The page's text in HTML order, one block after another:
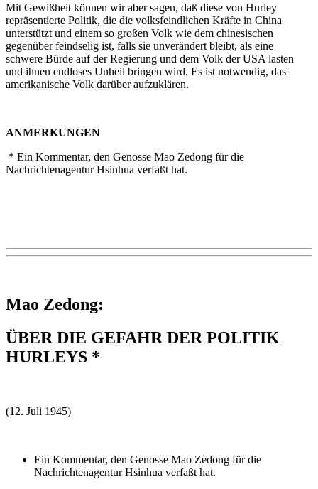
Mit Gewißheit können wir aber sagen, daß diese von Hurley
repräsentierte Politik, die die volksfeindlichen Kräfte in China
unterstützt und einem so großen Volk wie dem chinesischen
gegenüber feindselig ist, falls sie unverändert bleibt, als eine
schwere Bürde auf der Regierung und dem Volk der USA lasten
und ihnen endloses Unheil bringen wird. Es ist notwendig, das
amerikanische Volk darüber aufzuklären.
ANMERKUNGEN
* Ein Kommentar, den Genosse Mao Zedong für die
Nachrichtenagentur Hsinhua verfaßt hat.
Mao Zedong:
ÜBER DIE GEFAHR DER POLITIK
HURLEYS *
(12. Juli 1945)
Ein Kommentar, den Genosse Mao Zedong für die
Nachrichtenagentur Hsinhua verfaßt hat.